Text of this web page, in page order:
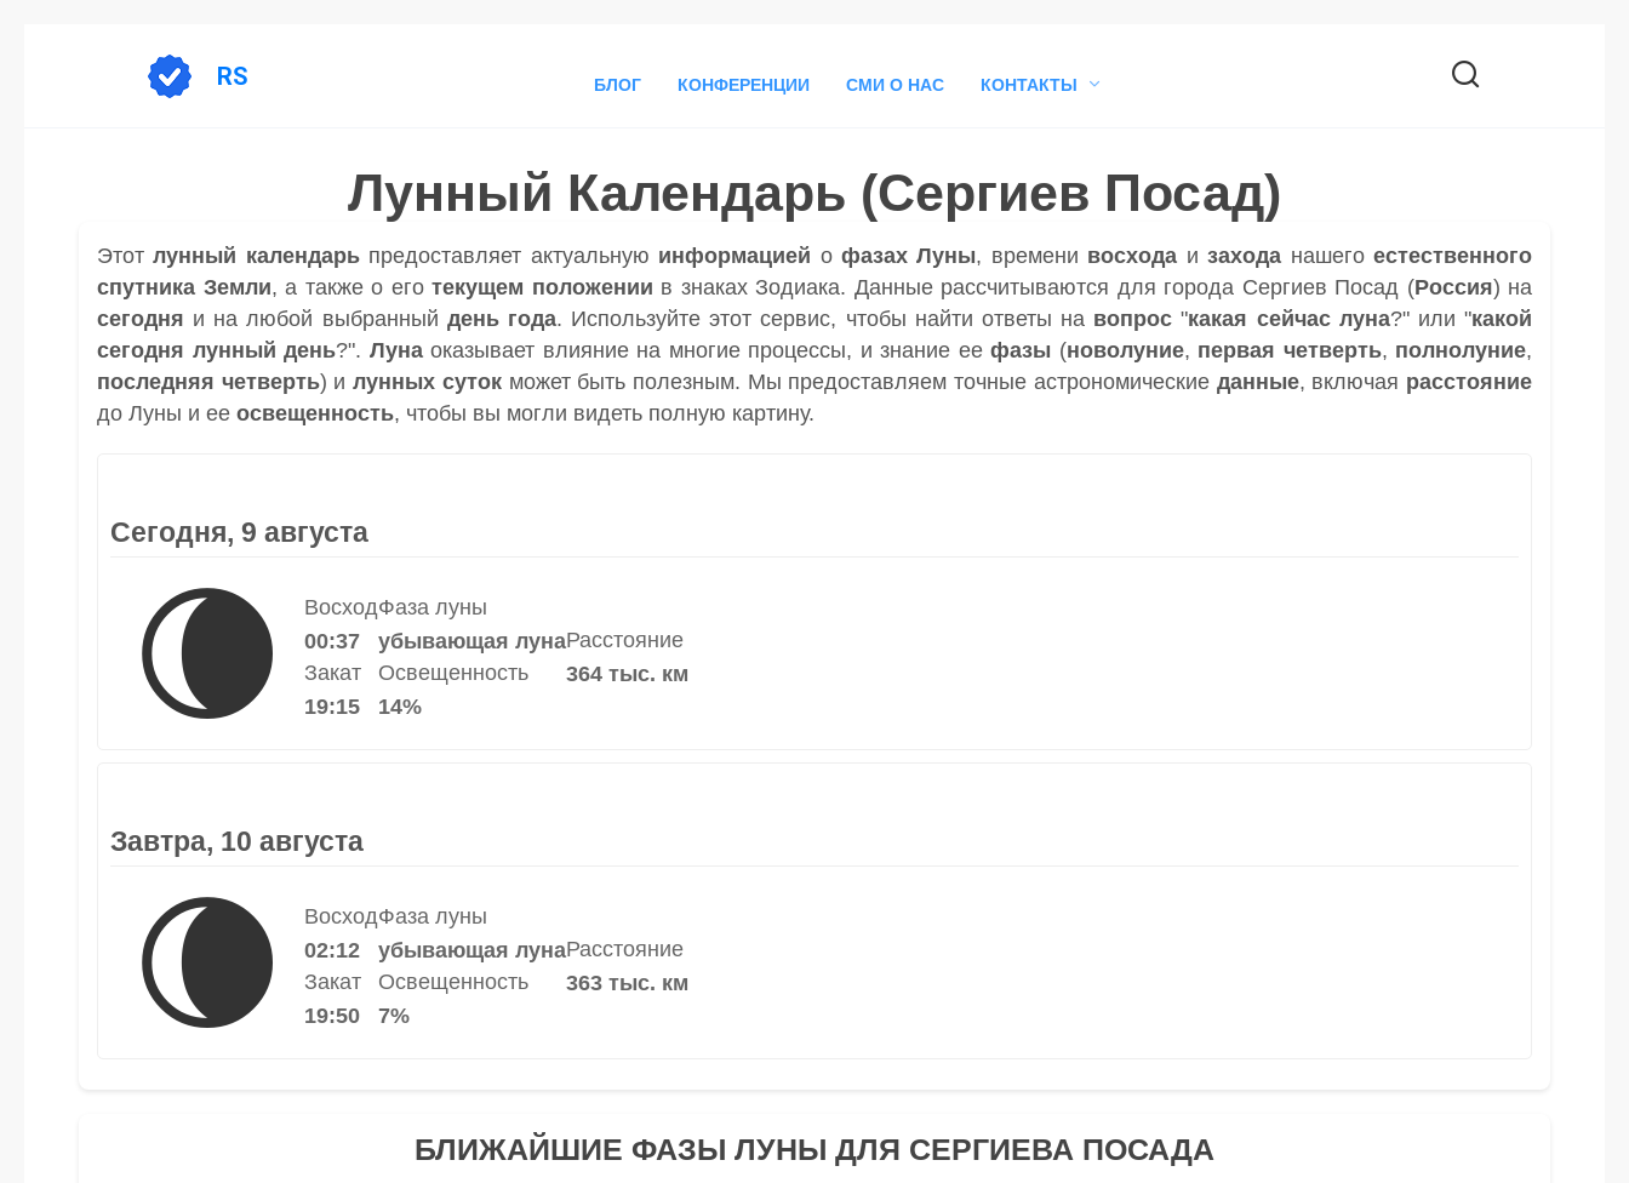
RS БЛОГ КОНФЕРЕНЦИИ СМИ О НАС КОНТАКТЫ
Лунный Календарь (Сергиев Посад)
Этотлунный календарьпредоставляет актуальную информацией офазах Луны, времени восхода изахода нашегоестественного
спутника Земли, а также о его текущем положении в знаках Зодиака. Данные рассчитываются для города Сергиев Посад (Россия) на
сегодня и на любой выбранный день года. Используйте этот сервис, чтобы найти ответы на вопрос "какая сейчас луна?" или "какой
сегодня лунный день?". Лунаоказывает влияние на многие процессы, и знание ее фазы (новолуние, первая четверть, полнолуние,
последняя четверть) илунных сутокможет быть полезным. Мы предоставляем точные астрономические данные, включая расстояние
до Луны и ее освещенность, чтобы вы могли видеть полную картину.
Сегодня, 9 августа
🌘
Восход
00:37
Закат
19:15
Фаза луны
убывающая луна
Освещенность
14%
Расстояние
364 тыс. км
Завтра, 10 августа
🌘
Восход
02:12
Закат
19:50
Фаза луны
убывающая луна
Освещенность
7%
Расстояние
363 тыс. км
БЛИЖАЙШИЕ ФАЗЫ ЛУНЫ ДЛЯ СЕРГИЕВА ПОСАДА